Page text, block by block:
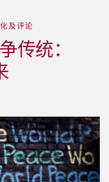
及评论
传统：